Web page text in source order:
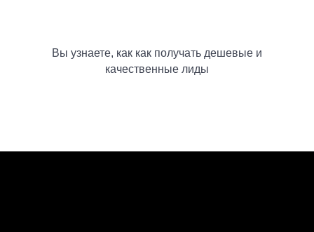
Вы узнаете, как как получать дешевые и
качественные лиды